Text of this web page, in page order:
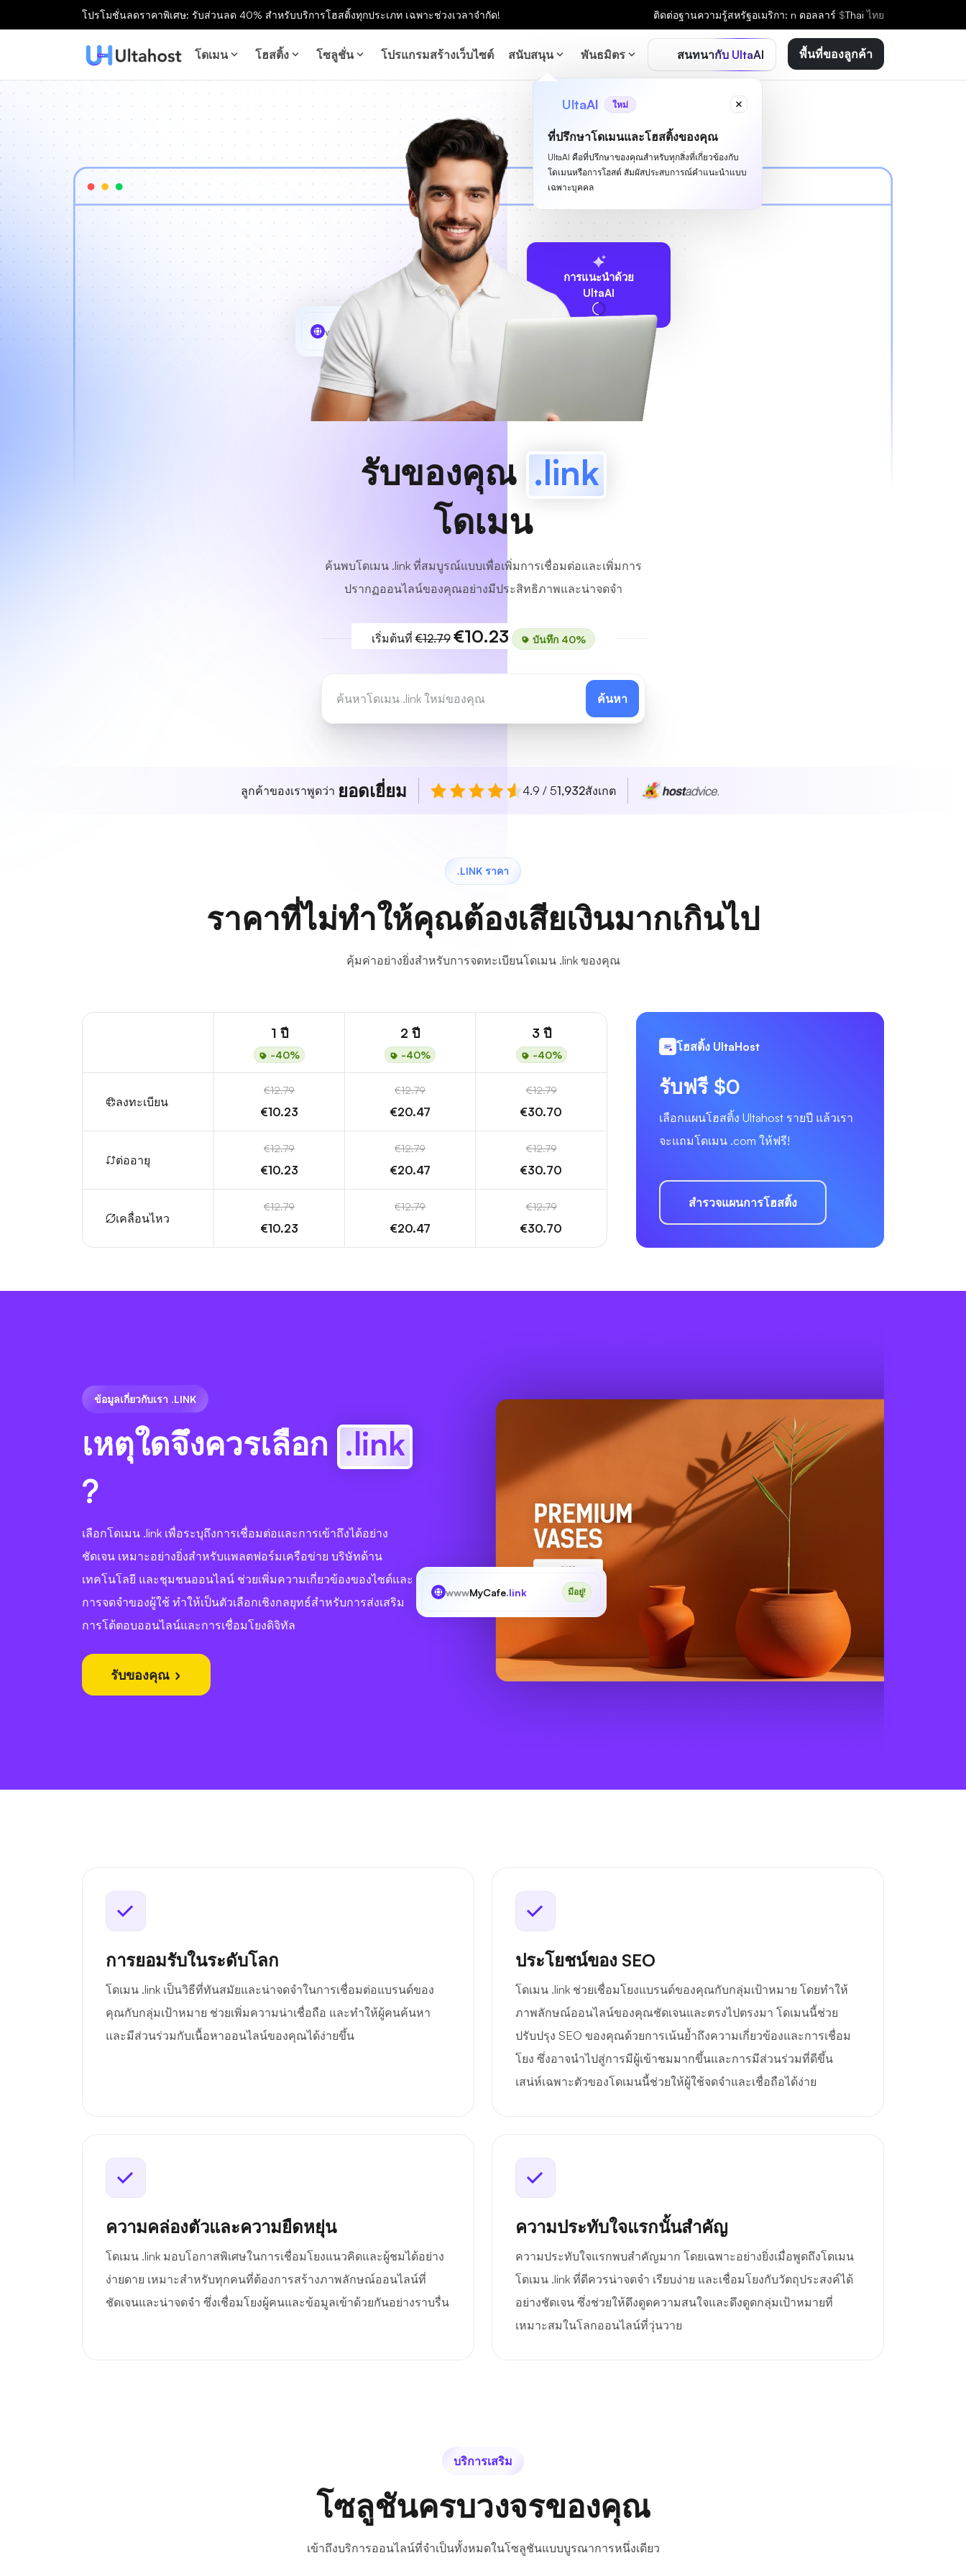
โปรโมชั่นลดราคาพิเศษ: รับส่วนลด 40% สำหรับบริการโฮสติ้งทุกประเภท เฉพาะช่วงเวลาจำกัด! ติดต่อฐานความรู้สหรัฐอเมริกา: n ดอลลาร์ $Thaiไทย
โดเมน โฮสติ้ง โซลูชั่น โปรแกรมสร้างเว็บไซต์ สนับสนุน พันธมิตร สนทนากับ UltaAI
UltaAI ใหม่
ที่ปรึกษาโดเมนและโฮสติ้งของคุณ
UltaAI คือที่ปรึกษาของคุณสำหรับทุกสิ่งที่เกี่ยวข้องกับ
โดเมนหรือการโฮสต์ สัมผัสประสบการณ์คำแนะนำแบบ
เฉพาะบุคคล
พื้นที่ของลูกค้า
การแนะนำด้วย
UltaAI
www MyCafe
รับของคุณ .link
โดเมน
ค้นพบโดเมน .link ที่สมบูรณ์แบบเพื่อเพิ่มการเชื่อมต่อและเพิ่มการ
ปรากฏออนไลน์ของคุณอย่างมีประสิทธิภาพและน่าจดจำ
เริ่มต้นที่€12.79 €10.23 บันทึก 40%
ค้นหา
ลูกค้าของเราพูดว่า ยอดเยี่ยม 4.9 / 51,932สังเกต
.LINK ราคา
ราคาที่ไม่ทำให้คุณต้องเสียเงินมากเกินไป
คุ้มค่าอย่างยิ่งสำหรับการจดทะเบียนโดเมน .link ของคุณ
1 ปี
-40%
2 ปี
-40%
3 ปี
-40%
ลงทะเบียน
€12.79
€10.23
€12.79
€20.47
€12.79
€30.70
ต่ออายุ
€12.79
€10.23
€12.79
€20.47
€12.79
€30.70
เคลื่อนไหว
€12.79
€10.23
€12.79
€20.47
€12.79
€30.70
โฮสติ้ง UltaHost
รับฟรี $0
เลือกแผนโฮสติ้ง Ultahost รายปี แล้วเรา
จะแถมโดเมน .com ให้ฟรี!
สำรวจแผนการโฮสติ้ง
ข้อมูลเกี่ยวกับเรา .LINK
เหตุใดจึงควรเลือก .link
?
เลือกโดเมน .link เพื่อระบุถึงการเชื่อมต่อและการเข้าถึงได้อย่าง
ชัดเจน เหมาะอย่างยิ่งสำหรับแพลตฟอร์มเครือข่าย บริษัทด้าน
เทคโนโลยี และชุมชนออนไลน์ ช่วยเพิ่มความเกี่ยวข้องของไซต์และ
การจดจำของผู้ใช้ ทำให้เป็นตัวเลือกเชิงกลยุทธ์สำหรับการส่งเสริม
การโต้ตอบออนไลน์และการเชื่อมโยงดิจิทัล
รับของคุณ
wwwMyCafe.link มีอยู่!
การยอมรับในระดับโลก
โดเมน .link เป็นวิธีที่ทันสมัยและน่าจดจำในการเชื่อมต่อแบรนด์ของ
คุณกับกลุ่มเป้าหมาย ช่วยเพิ่มความน่าเชื่อถือ และทำให้ผู้คนค้นหา
และมีส่วนร่วมกับเนื้อหาออนไลน์ของคุณได้ง่ายขึ้น
ประโยชน์ของ SEO
โดเมน .link ช่วยเชื่อมโยงแบรนด์ของคุณกับกลุ่มเป้าหมาย โดยทำให้
ภาพลักษณ์ออนไลน์ของคุณชัดเจนและตรงไปตรงมา โดเมนนี้ช่วย
ปรับปรุง SEO ของคุณด้วยการเน้นย้ำถึงความเกี่ยวข้องและการเชื่อม
โยง ซึ่งอาจนำไปสู่การมีผู้เข้าชมมากขึ้นและการมีส่วนร่วมที่ดีขึ้น
เสน่ห์เฉพาะตัวของโดเมนนี้ช่วยให้ผู้ใช้จดจำและเชื่อถือได้ง่าย
ความคล่องตัวและความยืดหยุ่น
โดเมน .link มอบโอกาสพิเศษในการเชื่อมโยงแนวคิดและผู้ชมได้อย่าง
ง่ายดาย เหมาะสำหรับทุกคนที่ต้องการสร้างภาพลักษณ์ออนไลน์ที่
ชัดเจนและน่าจดจำ ซึ่งเชื่อมโยงผู้คนและข้อมูลเข้าด้วยกันอย่างราบรื่น
ความประทับใจแรกนั้นสำคัญ
ความประทับใจแรกพบสำคัญมาก โดยเฉพาะอย่างยิ่งเมื่อพูดถึงโดเมน
โดเมน .link ที่ดีควรน่าจดจำ เรียบง่าย และเชื่อมโยงกับวัตถุประสงค์ได้
อย่างชัดเจน ซึ่งช่วยให้ดึงดูดความสนใจและดึงดูดกลุ่มเป้าหมายที่
เหมาะสมในโลกออนไลน์ที่วุ่นวาย
บริการเสริม
โซลูชันครบวงจรของคุณ
เข้าถึงบริการออนไลน์ที่จำเป็นทั้งหมดในโซลูชันแบบบูรณาการหนึ่งเดียว